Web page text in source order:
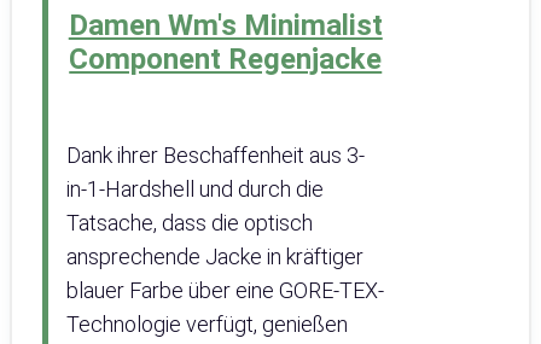
Damen Wm's Minimalist
Component Regenjacke
Dank ihrer Beschaffenheit aus 3-
in-1-Hardshell und durch die
Tatsache, dass die optisch
ansprechende Jacke in kräftiger
blauer Farbe über eine GORE-TEX-
Technologie verfügt, genießen